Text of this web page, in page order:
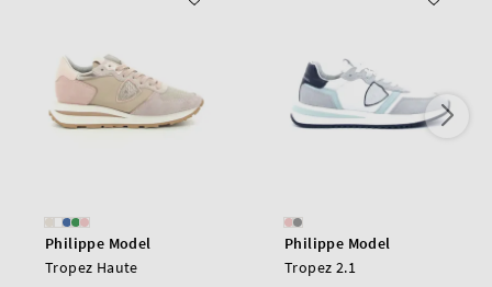
Philippe Model
Tropez Haute
Philippe Model
Tropez 2.1